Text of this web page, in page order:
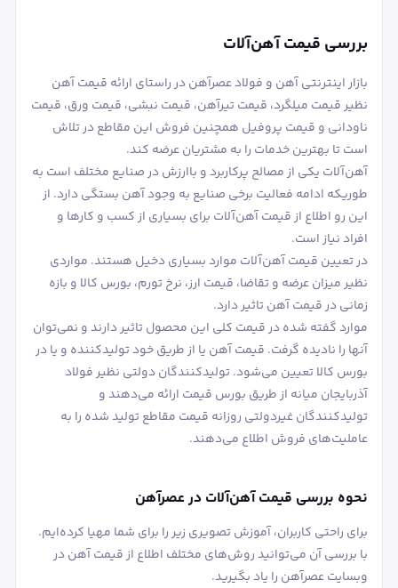
بررسی قیمت آهن‌آلات
بازار اینترنتی آهن و فولاد عصرآهن در راستای ارائه قیمت آهن
نظیر قیمت میلگرد، قیمت تیرآهن، قیمت نبشی، قیمت ورق، قیمت
ناودانی و قیمت پروفیل همچنین فروش این مقاطع در تلاش
است تا بهترین خدمات را به مشتریان عرضه کند.
آهن‌آلات یکی از مصالح پرکاربرد و باارزش در صنایع مختلف است به
طوریکه ادامه فعالیت برخی صنایع به وجود آهن بستگی دارد. از
این رو اطلاع از قیمت آهن‌آلات برای بسیاری از کسب و کارها و
افراد نیاز است.
در تعیین قیمت آهن‌آلات موارد بسیاری دخیل هستند. مواردی
نظیر میزان عرضه و تقاضا، قیمت ارز، نرخ تورم، بورس کالا و بازه
زمانی در قیمت آهن تاثیر دارد.
موارد گفته شده در قیمت کلی این محصول تاثیر دارند و نمی‌توان
آنها را نادیده گرفت. قیمت آهن یا از طریق خود تولیدکننده و یا در
بورس کالا تعیین می‌شود. تولیدکنندگان دولتی نظیر فولاد
آذربایجان میانه از طریق بورس قیمت ارائه می‌دهند و
تولیدکنندگان غیردولتی روزانه قیمت مقاطع تولید شده را به
عاملیت‌های فروش اطلاع می‌دهند.
نحوه بررسی قیمت آهن‌آلات در عصرآهن
برای راحتی کاربران، آموزش تصویری زیر را برای شما مهیا کرده‌ایم.
با بررسی آن می‌توانید روش‌های مختلف اطلاع از قیمت آهن در
وبسایت عصرآهن را یاد بگیرید.